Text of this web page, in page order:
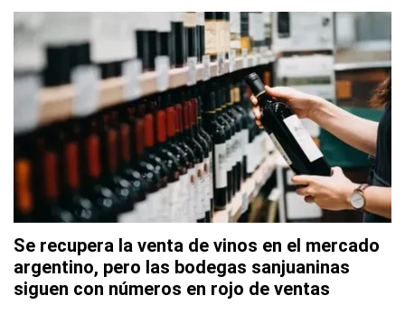
Se recupera la venta de vinos en el mercado
argentino, pero las bodegas sanjuaninas
siguen con números en rojo de ventas